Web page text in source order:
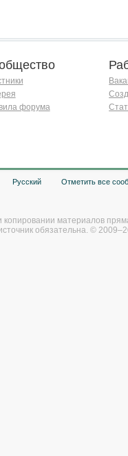
форума
Русский Отметить все
копировании материалов
обязательна. ©